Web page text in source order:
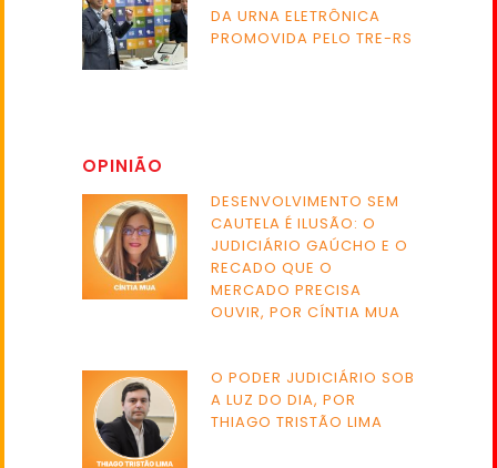
DA URNA ELETRÔNICA
PROMOVIDA PELO TRE-RS
OPINIÃO
DESENVOLVIMENTO SEM
CAUTELA É ILUSÃO: O
JUDICIÁRIO GAÚCHO E O
RECADO QUE O
MERCADO PRECISA
OUVIR, POR CÍNTIA MUA
O PODER JUDICIÁRIO SOB
A LUZ DO DIA, POR
THIAGO TRISTÃO LIMA